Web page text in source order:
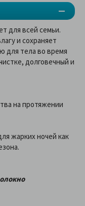
для всей семьи.
и сохраняет
для тела во время
долговечный и
на протяжении
жарких ночей как